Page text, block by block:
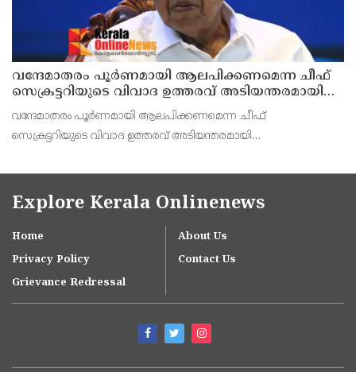
വന്ദേമാതരം പൂർണമായി ആലപിക്കണമെന്ന ചീഫ്
സെക്രട്ടറിയുടെ വിവാദ ഉത്തരവ് അടിയന്തരമായി
പിൻവലിക്കണം ; പ്രതിപക്ഷ നേതാവ്
വന്ദേമാതരം പൂർണമായി ആലപിക്കണമെന്ന ചീഫ്
സെക്രട്ടറിയുടെ വിവാദ ഉത്തരവ് അടിയന്തരമായി
ആവശ്യപ്പെട്ടു. പൂർണമായി ചൊല്ലുക എന്നത് ആർഎസ്എസിന്റെ
നയമാണെന്നും
Explore Kerala Onlinenews
Home
About Us
Privacy Policy
Contact Us
Grievance Redressal